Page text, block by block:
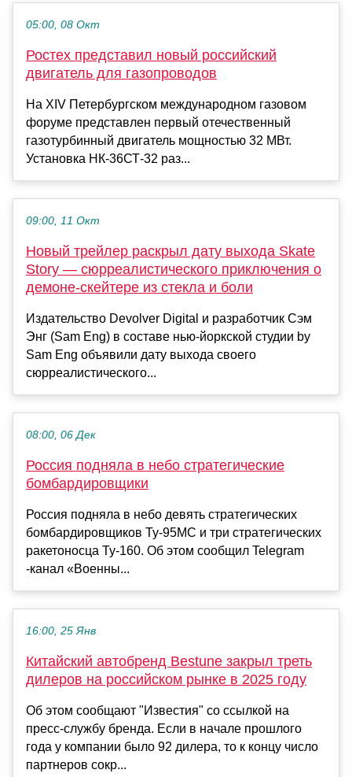
05:00, 08 Окт
Ростех представил новый российский
двигатель для газопроводов
На XIV Петербургском международном газовом
форуме представлен первый отечественный
газотурбинный двигатель мощностью 32 МВт.
Установка НК-36СТ-32 раз...
09:00, 11 Окт
Новый трейлер раскрыл дату выхода Skate
Story — сюрреалистического приключения о
демоне-скейтере из стекла и боли
Издательство Devolver Digital и разработчик Сэм
Энг (Sam Eng) в составе нью-йоркской студии by
Sam Eng объявили дату выхода своего
сюрреалистического...
08:00, 06 Дек
Россия подняла в небо стратегические
бомбардировщики
Россия подняла в небо девять стратегических
бомбардировщиков Ту-95МС и три стратегических
ракетоносца Ту-160. Об этом сообщил Telegram
-канал «Военны...
16:00, 25 Янв
Китайский автобренд Bestune закрыл треть
дилеров на российском рынке в 2025 году
Об этом сообщают "Известия" со ссылкой на
пресс-службу бренда. Если в начале прошлого
года у компании было 92 дилера, то к концу число
партнеров сокр...